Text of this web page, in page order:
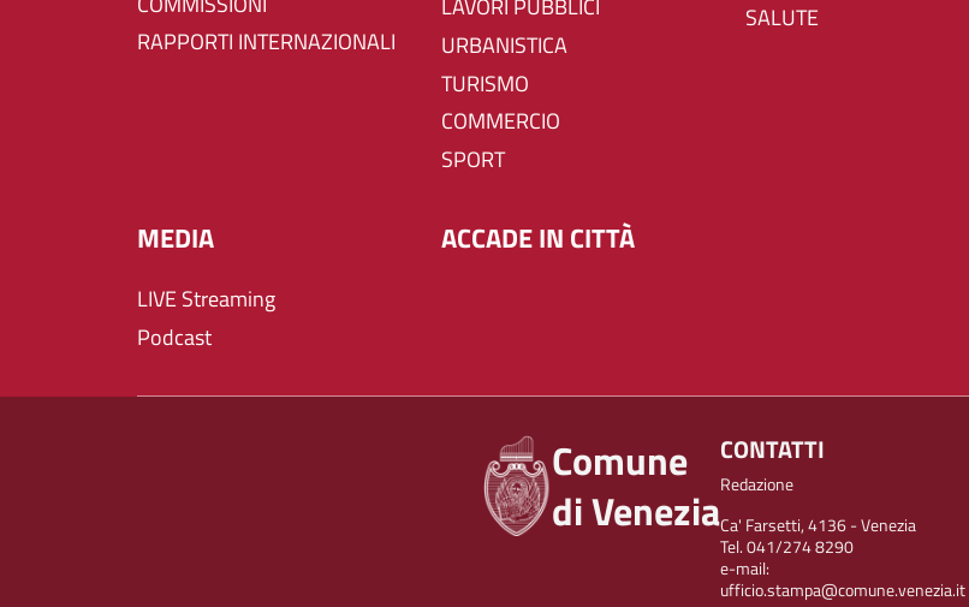
RAPPORTI INTERNAZIONALI
LAVORI PUBBLICI
URBANISTICA
TURISMO
COMMERCIO
SPORT
SALUTE
MEDIA
LIVE Streaming
Podcast
ACCADE IN CITTÀ
Comune
di Venezia
CONTATTI
Redazione
Ca' Farsetti, 4136 - Venezia
Tel. 041/274 8290
e-mail:
ufficio.stampa@comune.venezia.it